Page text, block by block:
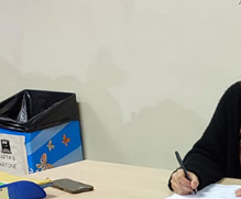
SEGRETARIATO